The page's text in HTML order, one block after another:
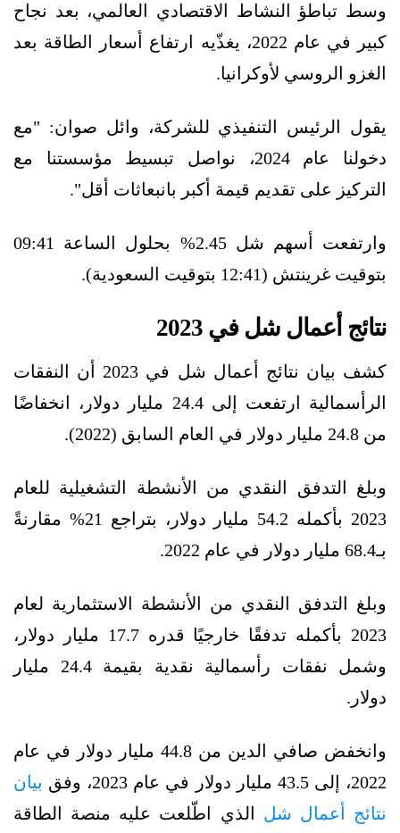
وسط تباطؤ النشاط الاقتصادي العالمي، بعد نجاح
كبير في عام 2022، يغذّيه ارتفاع أسعار الطاقة بعد
الغزو الروسي لأوكرانيا.
يقول الرئيس التنفيذي للشركة، وائل صوان: "مع
دخولنا عام 2024، نواصل تبسيط مؤسستنا مع
التركيز على تقديم قيمة أكبر بانبعاثات أقل".
وارتفعت أسهم شل 2.45% بحلول الساعة 09:41
بتوقيت غرينتش (12:41 بتوقيت السعودية).
نتائج أعمال شل في 2023
كشف بيان نتائج أعمال شل في 2023 أن النفقات
الرأسمالية ارتفعت إلى 24.4 مليار دولار، انخفاضًا
من 24.8 مليار دولار في العام السابق (2022).
وبلغ التدفق النقدي من الأنشطة التشغيلية للعام
2023 بأكمله 54.2 مليار دولار، بتراجع 21% مقارنةً
بـ68.4 مليار دولار في عام 2022.
وبلغ التدفق النقدي من الأنشطة الاستثمارية لعام
2023 بأكمله تدفقًا خارجيًا قدره 17.7 مليار دولار،
وشمل نفقات رأسمالية نقدية بقيمة 24.4 مليار
دولار.
وانخفض صافي الدين من 44.8 مليار دولار في عام
2022، إلى 43.5 مليار دولار في عام 2023، وفق
بيان
نتائج أعمال شل الذي اطّلعت عليه منصة الطاقة